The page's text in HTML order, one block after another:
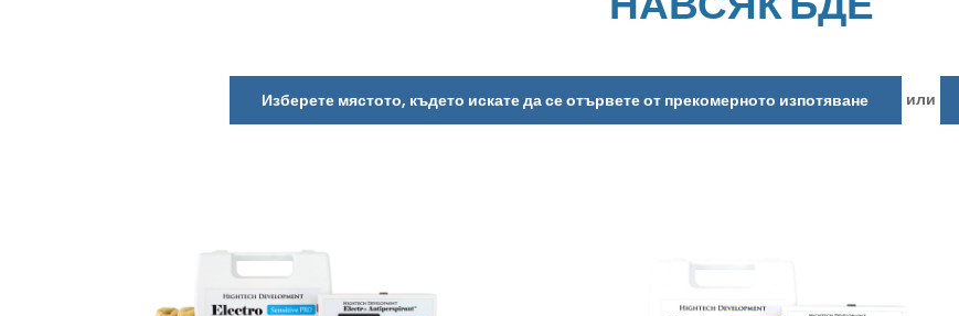
Изберете мястото, където искате да се отървете от прекомерното изпотяване или